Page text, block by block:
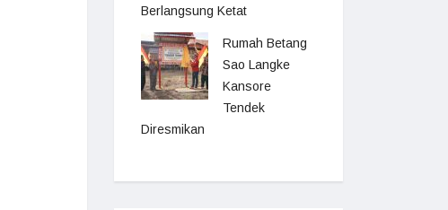
Berlangsung Ketat
Rumah Betang
Sao Langke
Kansore
Tendek
Diresmikan